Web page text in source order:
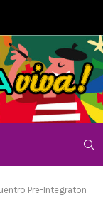
Pre-Integraton